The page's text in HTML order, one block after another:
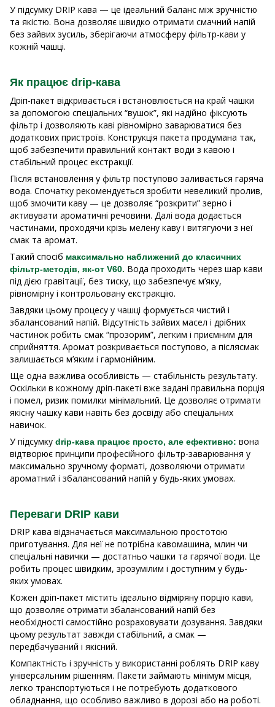
У підсумку DRIP кава — це ідеальний баланс між зручністю
та якістю. Вона дозволяє швидко отримати смачний напій
без зайвих зусиль, зберігаючи атмосферу фільтр-кави у
кожній чашці.
Як працює drip-кава
Дріп-пакет відкривається і встановлюється на край чашки
за допомогою спеціальних “вушок”, які надійно фіксують
фільтр і дозволяють каві рівномірно заварюватися без
додаткових пристроїв. Конструкція пакета продумана так,
щоб забезпечити правильний контакт води з кавою і
стабільний процес екстракції.
Після встановлення у фільтр поступово заливається гаряча
вода. Спочатку рекомендується зробити невеликий пролив,
щоб змочити каву — це дозволяє “розкрити” зерно і
активувати ароматичні речовини. Далі вода додається
частинами, проходячи крізь мелену каву і витягуючи з неї
смак та аромат.
Такий спосіб максимально наближений до класичних
фільтр-методів, як-от V60. Вода проходить через шар кави
під дією гравітації, без тиску, що забезпечує м’яку,
рівномірну і контрольовану екстракцію.
Завдяки цьому процесу у чашці формується чистий і
збалансований напій. Відсутність зайвих масел і дрібних
частинок робить смак “прозорим”, легким і приємним для
сприйняття. Аромат розкривається поступово, а післясмак
залишається м’яким і гармонійним.
Ще одна важлива особливість — стабільність результату.
Оскільки в кожному дріп-пакеті вже задані правильна порція
і помел, ризик помилки мінімальний. Це дозволяє отримати
якісну чашку кави навіть без досвіду або спеціальних
навичок.
У підсумку drip-кава працює просто, але ефективно: вона
відтворює принципи професійного фільтр-заварювання у
максимально зручному форматі, дозволяючи отримати
ароматний і збалансований напій у будь-яких умовах.
Переваги DRIP кави
DRIP кава відзначається максимальною простотою
приготування. Для неї не потрібна кавомашина, млин чи
спеціальні навички — достатньо чашки та гарячої води. Це
робить процес швидким, зрозумілим і доступним у будь-
яких умовах.
Кожен дріп-пакет містить ідеально відміряну порцію кави,
що дозволяє отримати збалансований напій без
необхідності самостійно розраховувати дозування. Завдяки
цьому результат завжди стабільний, а смак —
передбачуваний і якісний.
Компактність і зручність у використанні роблять DRIP каву
універсальним рішенням. Пакети займають мінімум місця,
легко транспортуються і не потребують додаткового
обладнання, що особливо важливо в дорозі або на роботі.